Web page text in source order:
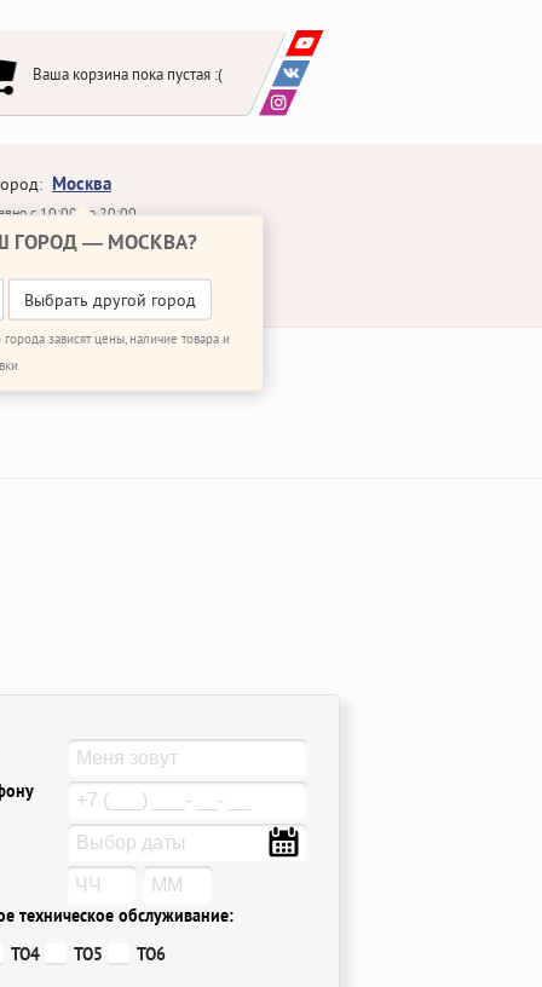
Ваша корзина пока пустая :(
Москва
ГОРОД — МОСКВА?
Выбрать другой город
зависят цены, наличие товара и
с 10:00 до 20:00
648-64-30
МНЕ
техническое обслуживание:
ТО4 ТО5 ТО6